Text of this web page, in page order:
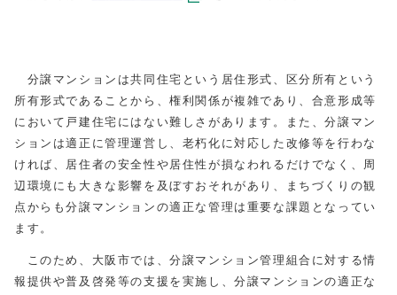
分譲マンションは共同住宅という居住形式、区分所有という
所有形式であることから、権利関係が複雑であり、合意形成等
において戸建住宅にはない難しさがあります。また、分譲マン
ションは適正に管理運営し、老朽化に対応した改修等を行わな
ければ、居住者の安全性や居住性が損なわれるだけでなく、周
辺環境にも大きな影響を及ぼすおそれがあり、まちづくりの観
点からも分譲マンションの適正な管理は重要な課題となってい
ます。
このため、大阪市では、分譲マンション管理組合に対する情
報提供や普及啓発等の支援を実施し、分譲マンションの適正な